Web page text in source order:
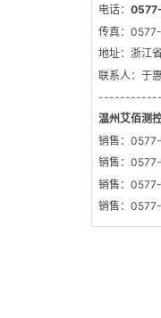
电话：
传真：
地址：浙江
联系人：于
温州艾佰测
销售：
销售：
销售：
销售：